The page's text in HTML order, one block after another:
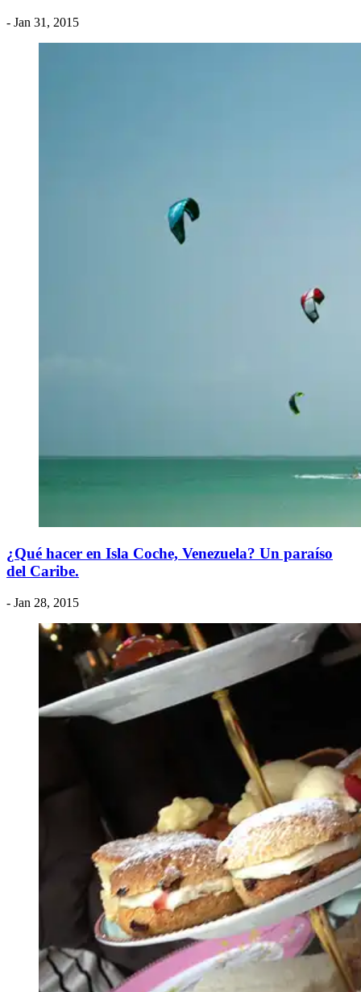
- Jan 31, 2015
¿Qué hacer en Isla Coche, Venezuela? Un paraíso
del Caribe.
- Jan 28, 2015